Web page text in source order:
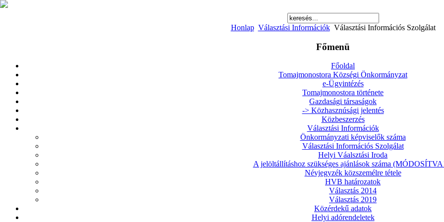
Honlap Választási Információk Választási Információs Szolgálat
Főmenü
Főoldal
Tomajmonostora Községi Önkormányzat
e-Ügyintézés
Tomajmonostora története
Gazdasági társaságok
-> Közhasznúsági jelentés
Közbeszerzés
Választási Információk
Önkormányzati képviselők száma
Választási Információs Szolgálat
Helyi Váalsztási Iroda
A jelöltállításhoz szükséges ajánlások száma
Névjegyzék közszemélre tétele
HVB határozatok
Választás 2014
Választás 2019
Közérdekű adatok
Helyi adórendeletek